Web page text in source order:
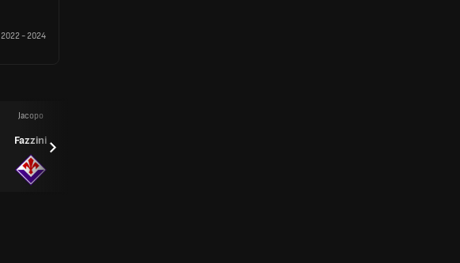
2022-2024
Jacopo
Fazzini